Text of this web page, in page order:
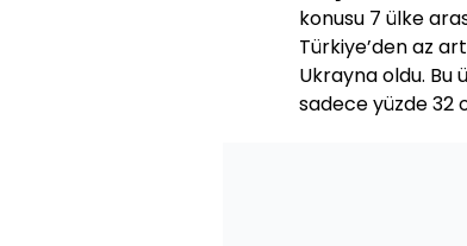
konusu 7 ülke
Türkiye’den az
Ukrayna oldu.
sadece yüzde 32